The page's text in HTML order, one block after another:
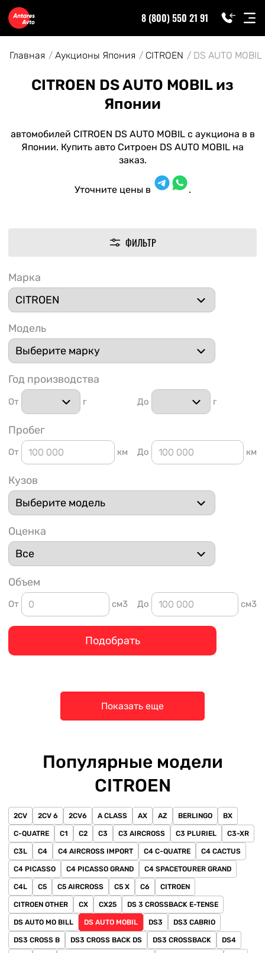
91
8 (800) 550 21 91
Главная Аукционы Япония CITROEN DS AUTO MOBIL
CITROEN DS AUTO MOBIL из
Японии
автомобилей CITROEN DS AUTO MOBIL с аукциона в в
Японии. Купить авто Ситроен DS AUTO MOBIL на
заказ.
Уточните цены в .
ФИЛЬТР
Марка
Модель
Год производства
От г До г
Пробег
От км До км
Кузов
Оценка
Объем
От см3 До см3
Подобрать
Показать еще
Популярные модели
CITROEN
2CV 2CV 6 2CV6 A CLASS AX AZ BERLINGO BX
C-QUATRE C1 C2 C3 C3 AIRCROSS C3 PLURIEL C3-XR
C3L C4 C4 AIRCROSS IMPORT C4 C-QUATRE C4 CACTUS
C4 PICASSO C4 PICASSO GRAND C4 SPACETOURER GRAND
C4L C5 C5 AIRCROSS C5 X C6 CITROEN
CITROEN OTHER CX CX25 DS 3 CROSSBACK E-TENSE
DS AUTO MO BILL DS AUTO MOBIL DS3 DS3 CABRIO
DS3 CROSS B DS3 CROSS BACK DS DS3 CROSSBACK DS4